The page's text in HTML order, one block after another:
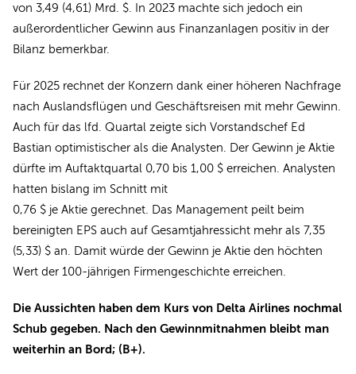
von 3,49 (4,61) Mrd. $. In 2023 machte sich jedoch ein
außerordentlicher Gewinn aus Finanzanlagen positiv in der
Bilanz bemerkbar.
Für 2025 rechnet der Konzern dank einer höheren Nachfrage
nach Auslandsflügen und Geschäftsreisen mit mehr Gewinn.
Auch für das lfd. Quartal zeigte sich Vorstandschef Ed
Bastian optimistischer als die Analysten. Der Gewinn je Aktie
dürfte im Auftaktquartal 0,70 bis 1,00 $ erreichen. Analysten
hatten bislang im Schnitt mit
0,76 $ je Aktie gerechnet. Das Management peilt beim
bereinigten EPS auch auf Gesamtjahressicht mehr als 7,35
(5,33) $ an. Damit würde der Gewinn je Aktie den höchten
Wert der 100-jährigen Firmengeschichte erreichen.
Die Aussichten haben dem Kurs von Delta Airlines nochmal
Schub gegeben. Nach den Gewinnmitnahmen bleibt man
weiterhin an Bord; (B+).